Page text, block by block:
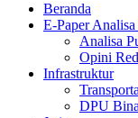
Beranda
E-Paper
Analisa
Opini
Infrastruktur
DPU